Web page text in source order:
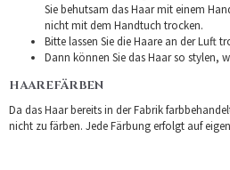
Sie behutsam das Haar mit einem
nicht mit dem Handtuch trocken.
Bitte lassen Sie die Haare an der Luft
Dann können Sie das Haar so stylen,
HAAREFÄRBEN
Da das Haar bereits in der Fabrik
nicht zu färben. Jede Färbung erfolgt auf